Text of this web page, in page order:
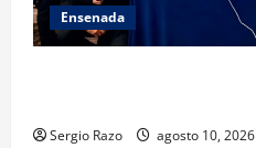
Ensenada
Sergio Razo agosto 10, 2026